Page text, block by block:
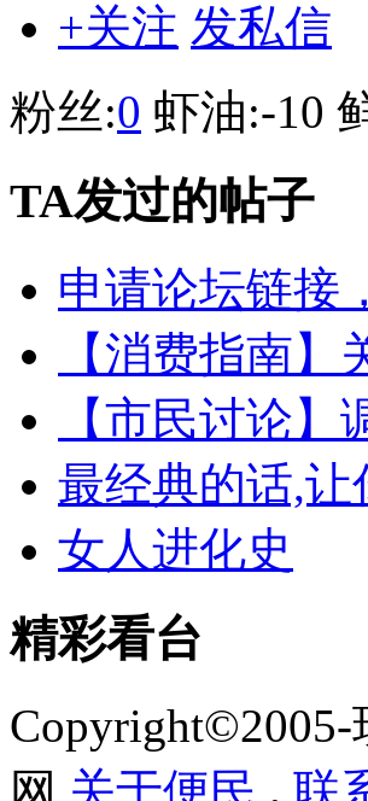
+关注 发私信
粉丝:0 虾油:-10
TA发过的帖子
申请论坛链接
【消费指南
【市民讨论
最经典的话,
女人进化史
精彩看台